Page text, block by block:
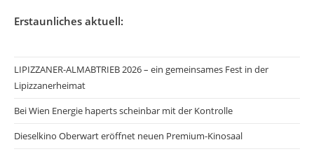
Erstaunliches aktuell:
LIPIZZANER-ALMABTRIEB 2026 – ein gemeinsames Fest in der
Lipizzanerheimat
Bei Wien Energie haperts scheinbar mit der Kontrolle
Dieselkino Oberwart eröffnet neuen Premium-Kinosaal